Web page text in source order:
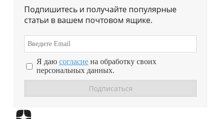
Подпишитесь и получайте популярные
статьи в вашем почтовом ящике.
Я даю согласие на обработку своих
персональных данных.